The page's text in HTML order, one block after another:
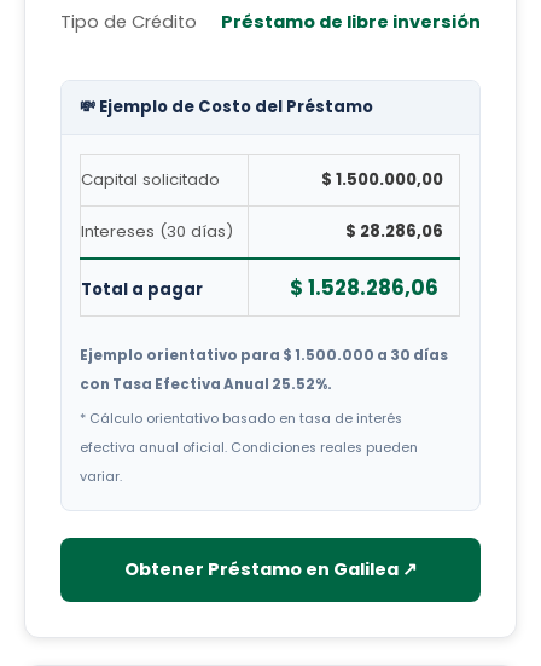
Tipo de Crédito Préstamo de libre inversión
💸 Ejemplo de Costo del Préstamo
Capital solicitado $ 1.500.000,00
Intereses (30 días) $ 28.286,06
Total a pagar $ 1.528.286,06
Ejemplo orientativo para $ 1.500.000 a 30 días
con Tasa Efectiva Anual 25.52%.
* Cálculo orientativo basado en tasa de interés
efectiva anual oficial. Condiciones reales pueden
variar.
Obtener Préstamo en Galilea ↗